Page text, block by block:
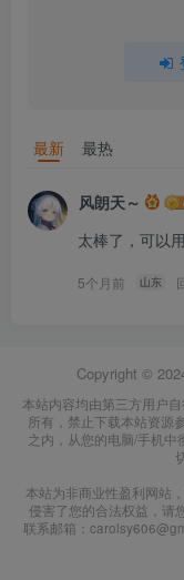
最新 最热
风朗天～
太棒了，可以
5个月前 山东
Copyright ©
本站内容均由第三方用户
所有，禁止下载本站资源
之内，从您的电脑/手机
本站为非商业性盈利网站
侵害了您的合法权益，请
联系邮箱：